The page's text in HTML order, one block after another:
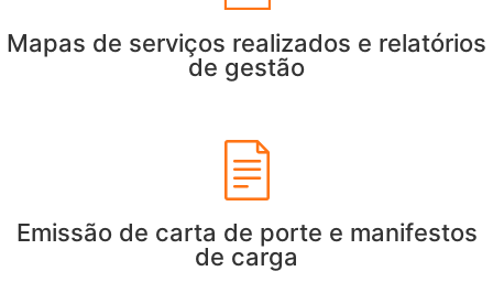
Mapas de serviços realizados e relatórios
de gestão
Emissão de carta de porte e manifestos
de carga